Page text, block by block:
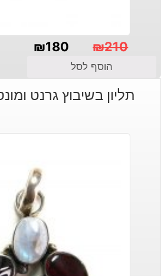
₪210
המקורי
היה:
₪180
הנוכחי
הוא:
הוסף לסל
תליון בשיבוץ גרנט